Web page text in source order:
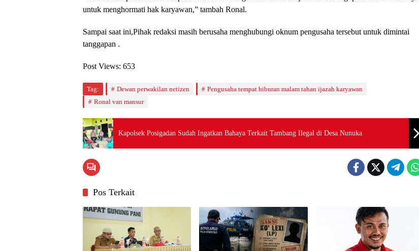
untuk menghormati hak karyawan,” tambah Ronal.
Sampai saat ini,Pihak redaksi masih berusaha menghubungi oknum pengusaha tersebut untuk dimintai
tanggapan .
Post Views: 653
Tag: Dewan perwakilan netizen
Pengusaha tempat hiburan malam tahan ijazah karyawan
Ronal van mansur
Kapolsek Posigadan Sudah Ingatkan Bahaya Terkait Tambang Ilegal di Desa Nunuka
Pos Terkait